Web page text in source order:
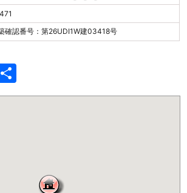
確認番号：第26UDI1W建03418号
有